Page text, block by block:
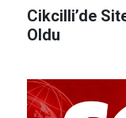
Cikcilli’de
Oldu